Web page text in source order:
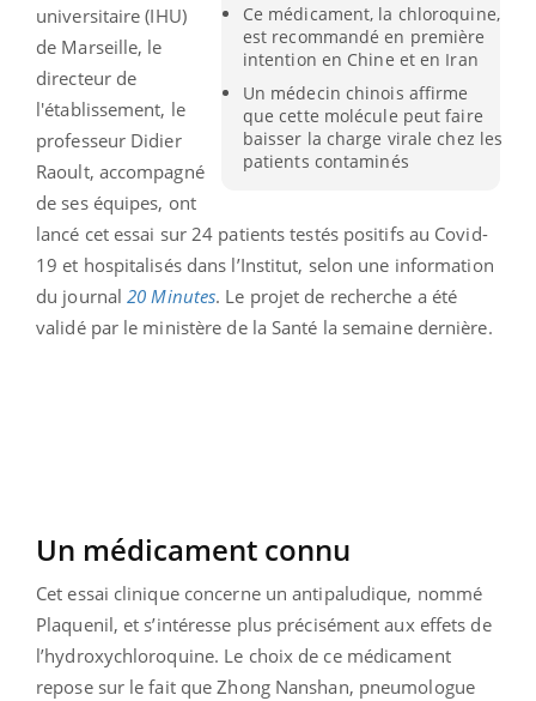
Ce médicament, la chloroquine,
est recommandé en première
intention en Chine et en Iran
Un médecin chinois affirme
que cette molécule peut faire
baisser la charge virale chez les
patients contaminés
universitaire (IHU)
de Marseille, le
directeur de
l'établissement, le
professeur Didier
Raoult, accompagné
de ses équipes, ont
lancé cet essai sur 24 patients testés positifs au Covid-
19 et hospitalisés dans l’Institut, selon une information
du journal20 Minutes. Le projet de recherche a été
validé par le ministère de la Santé la semaine dernière.
Un médicament connu
Cet essai clinique concerne un antipaludique, nommé
Plaquenil, et s’intéresse plus précisément aux effets de
l’hydroxychloroquine. Le choix de ce médicament
repose sur le fait que Zhong Nanshan, pneumologue